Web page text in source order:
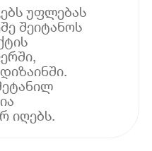
უფლებას
შეიტანოს
იღებს.